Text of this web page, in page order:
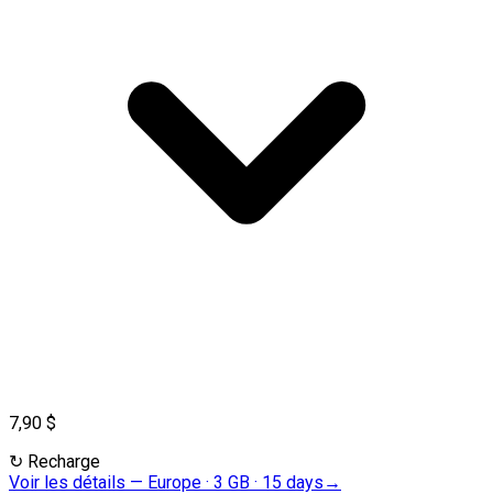
7,90 $
↻ Recharge
Voir les détails — Europe · 3 GB · 15 days →